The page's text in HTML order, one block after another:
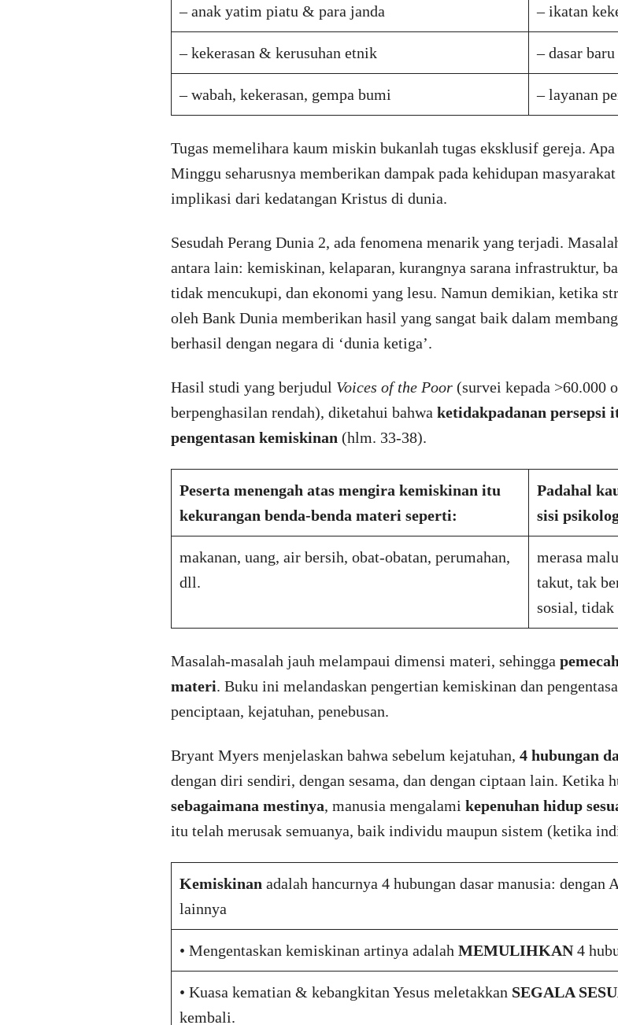
– anak yatim piatu & para janda – ikatan
– kekerasan & kerusuhan etnik – dasar
– wabah, kekerasan, gempa bumi – layanan
Tugas memelihara kaum miskin bukanlah tugas eksklusif gereja.
Minggu seharusnya memberikan dampak pada kehidupan
implikasi dari kedatangan Kristus di dunia.
Sesudah Perang Dunia 2, ada fenomena menarik yang terjadi.
antara lain: kemiskinan, kelaparan, kurangnya sarana infrastruktur,
tidak mencukupi, dan ekonomi yang lesu. Namun demikian, ketika
oleh Bank Dunia memberikan hasil yang sangat baik dalam
berhasil dengan negara di ‘dunia ketiga’.
Hasil studi yang berjudul Voices of the Poor (survei kepada >60.000
berpenghasilan rendah), diketahui bahwa ketidakpadanan persepsi
pengentasan kemiskinan (hlm. 33-38).
Peserta menengah atas mengira kemiskinan itu
kekurangan benda-benda materi seperti:
Padahal
sisi
makanan, uang, air bersih, obat-obatan, perumahan,
dll.
merasa
takut, tak
sosial, tidak
Masalah-masalah jauh melampaui dimensi materi, sehingga
materi. Buku ini melandaskan pengertian kemiskinan dan
penciptaan, kejatuhan, penebusan.
Bryant Myers menjelaskan bahwa sebelum kejatuhan, 4 hubungan
dengan diri sendiri, dengan sesama, dan dengan ciptaan lain. Ketika
sebagaimana mestinya, manusia mengalami kepenuhan hidup
itu telah merusak semuanya, baik individu maupun sistem (ketika
Kemiskinan adalah hancurnya 4 hubungan dasar manusia:
lainnya
• Mengentaskan kemiskinan artinya adalah MEMULIHKAN4
• Kuasa kematian & kebangkitan Yesus meletakkan SEGALA
kembali.